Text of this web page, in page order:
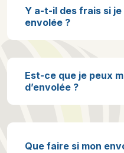
Y a-t-il des frais si je
envolée ?
Est-ce que je peux
d’envolée ?
Que faire si mon